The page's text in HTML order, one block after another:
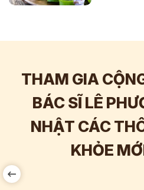
THAM GIA
BÁC SĨ LÊ
NHẬT CÁC
KHỎE